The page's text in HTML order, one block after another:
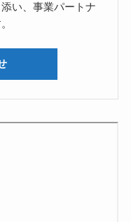
い、事業パートナ